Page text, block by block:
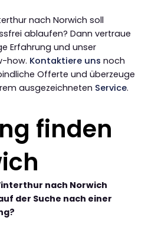
nach Norwich soll
ablaufen? Dann vertraue
Erfahrung und unser
how. Kontaktiere uns noch
Offerte und überzeuge
ausgezeichneten Service.
finden
nach Norwich
der Suche nach einer